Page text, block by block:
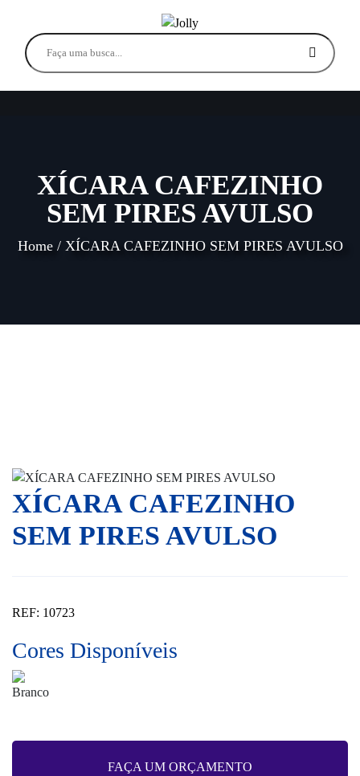
XÍCARA CAFEZINHO
SEM PIRES AVULSO
Home/ XÍCARA CAFEZINHO SEM PIRES AVULSO
XÍCARA CAFEZINHO
SEM PIRES AVULSO
REF: 10723
Cores Disponíveis
FAÇA UM ORÇAMENTO